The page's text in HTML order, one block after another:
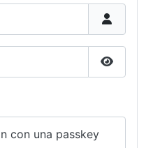
con una passkey